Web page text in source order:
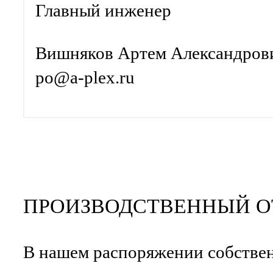
Главный инженер
Вишняков Артем
po@a-plex.ru
ПРОИЗВОДСТВЕННЫЙ
В нашем распоряжении